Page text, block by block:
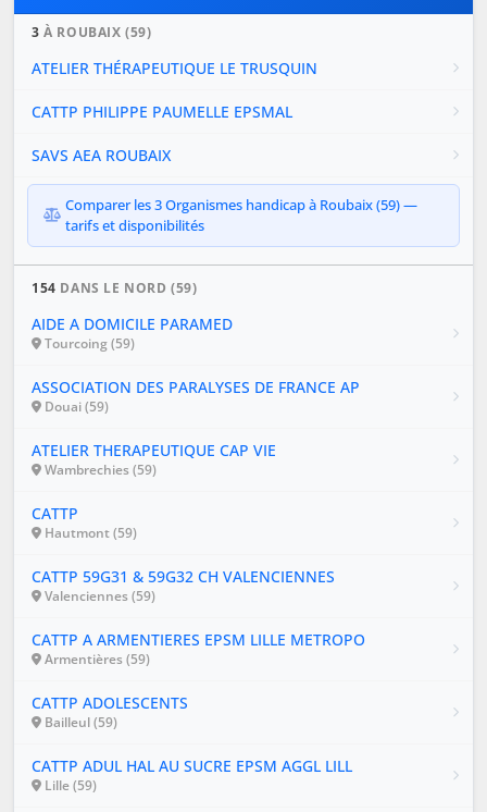
3 À ROUBAIX (59)
ATELIER THÉRAPEUTIQUE LE TRUSQUIN
CATTP PHILIPPE PAUMELLE EPSMAL
SAVS AEA ROUBAIX
Comparer les 3 Organismes handicap à Roubaix (59) —
tarifs et disponibilités
154 DANS LE NORD (59)
AIDE A DOMICILE PARAMED
Tourcoing (59)
ASSOCIATION DES PARALYSES DE FRANCE AP
Douai (59)
ATELIER THERAPEUTIQUE CAP VIE
Wambrechies (59)
CATTP
Hautmont (59)
CATTP 59G31 & 59G32 CH VALENCIENNES
Valenciennes (59)
CATTP A ARMENTIERES EPSM LILLE METROPO
Armentières (59)
CATTP ADOLESCENTS
Bailleul (59)
CATTP ADUL HAL AU SUCRE EPSM AGGL LILL
Lille (59)